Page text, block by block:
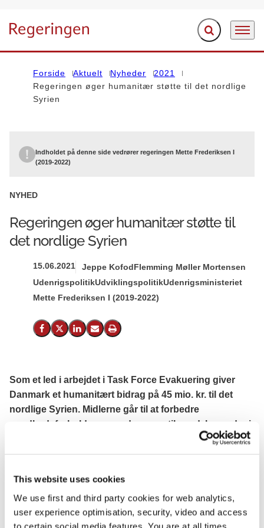
This website uses cookies
We use first and third party cookies for web analytics,
user experience optimisation, security, video and access
to certain social media features. You are at all times
Gå til forsiden Fold søgefelt ud
Menu
Forside Aktuelt Nyheder
2021
Regeringen øger humanitær støtte til det nordlige
Syrien
Indholdet på denne side vedrører regeringen Mette Frederiksen I
(2019-2022)
NYHED
Regeringen øger humanitær støtte til
det nordlige Syrien
15.06.2021 Jeppe KofodFlemming Møller Mortensen
UdenrigspolitikUdviklingspolitikUdenrigsministeriet
Mette Frederiksen I (2019-2022)
Del på Facebook
Del på X (Twitter)
Del på LinkedIn
Send email
Print
Som et led i arbejdet i Task Force Evakuering giver
Danmark et humanitært bidrag på 45 mio. kr. til det
nordlige Syrien. Midlerne går til at forbedre
sundhedsforholdene og adgangen til vand, herunder i
al-Hol og Roj lejrene, hvor de humanitære behov er
Udenrigsminister Jeppe Kofod udtaler:
”Den humanitære situation i det nordøstlige Syrien er
enormt vanskelig. Det gør selvsagt indtryk, og jeg er glad